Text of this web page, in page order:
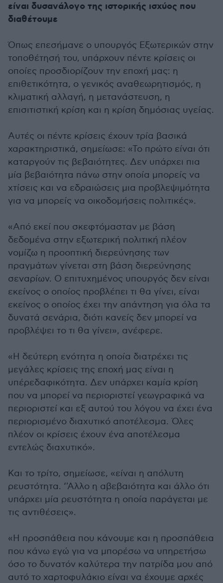
είναι δυσανάλογο της ιστορικής ισχύος που
διαθέτουμε
Όπως επεσήμανε ο υπουργός Εξωτερικών στην
τοποθέτησή του, υπάρχουν πέντε κρίσεις οι
οποίες προσδιορίζουν την εποχή μας: η
επιθετικότητα, ο γενικός αναθεωρητισμός, η
κλιματική αλλαγή, η μετανάστευση, η
επισιτιστική κρίση και η κρίση δημόσιας υγείας.
Αυτές οι πέντε κρίσεις έχουν τρία βασικά
χαρακτηριστικά, σημείωσε: «Το πρώτο είναι ότι
καταργούν τις βεβαιότητες. Δεν υπάρχει πια
μία βεβαιότητα πάνω στην οποία μπορείς να
χτίσεις και να εδραιώσεις μια προβλεψιμότητα
για να μπορείς να οικοδομήσεις πολιτικές».
«Από εκεί που σκεφτόμασταν με βάση
δεδομένα στην εξωτερική πολιτική πλέον
νομίζω η προοπτική διερεύνησης των
πραγμάτων γίνεται στη βάση διερεύνησης
σεναρίων. Ο επιτυχημένος υπουργός δεν είναι
εκείνος ο οποίος προβλέπει τι θα γίνει, είναι
εκείνος ο οποίος έχει την απάντηση για όλα τα
δυνατά σενάρια, διότι κανείς δεν μπορεί να
προβλέψει το τι θα γίνει», ανέφερε.
«Η δεύτερη ενότητα η οποία διατρέχει τις
μεγάλες κρίσεις της εποχή μας είναι η
υπέρεδαφικότητα. Δεν υπάρχει καμία κρίση
που να μπορεί να περιοριστεί γεωγραφικά να
περιοριστεί και εξ αυτού του λόγου να έχει ένα
περιορισμένο διαχυτικό αποτέλεσμα. Όλες
πλέον οι κρίσεις έχουν ένα αποτέλεσμα
εντελώς διαχυτικό».
Και το τρίτο, σημείωσε, «είναι η απόλυτη
ρευστότητα. ‘'Αλλο η αβεβαιότητα και άλλο ότι
υπάρχει μία ρευστότητα η οποία παράγεται με
τις αντιθέσεις».
«Η προσπάθεια που κάνουμε και η προσπάθεια
που κάνω εγώ για να μπορέσω να υπηρετήσω
όσο το δυνατόν καλύτερα την πατρίδα μου από
αυτό το χαρτοφυλάκιο είναι να έχουμε αρχές